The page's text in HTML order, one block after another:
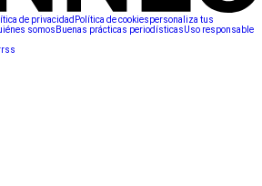
de privacidad Política de cookiespersonaliza tus
somos Buenas prácticas periodísticasUso responsable